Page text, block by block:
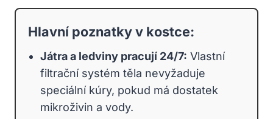
Hlavní poznatky v kostce:
Játra a ledviny pracují 24/7: Vlastní
filtrační systém těla nevyžaduje
speciální kúry, pokud má dostatek
mikroživin a vody.